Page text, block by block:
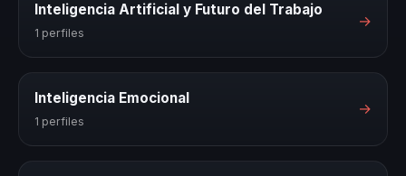
Inteligencia Artificial y Futuro del Trabajo
1 perfiles
→
Inteligencia Emocional
1 perfiles
→